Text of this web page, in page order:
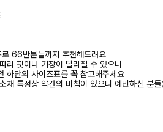
로 66반분들까지 추천해드려요
라 핏이나 기장이 달라질 수 있으니
하단의 사이즈표를 꼭 참고해주세요
재 특성상 약간의 비침이 있으니 예민하신 분